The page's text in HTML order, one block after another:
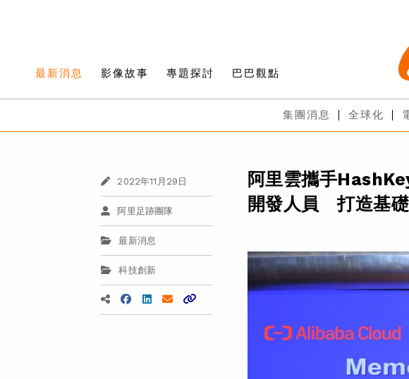
最新消息 影像故事 專題探討 巴巴觀點
集團消息 全球化
2022年11月29日
阿里足跡團隊
最新消息
科技創新
阿里雲攜手
開發人員 打造基